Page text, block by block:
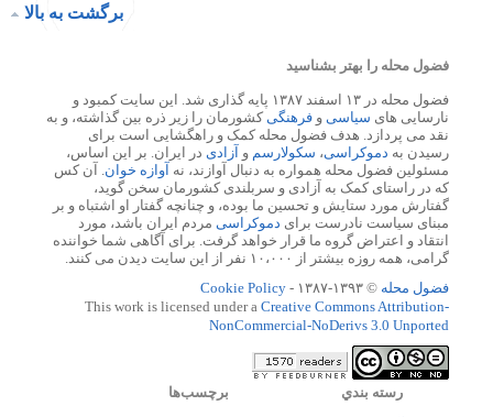
برگشت به بالا
فضول محله را بهتر بشناسید
فضول محله در ۱۳ اسفند ۱۳۸۷ پایه گذاری شد. این سایت کمبود و
نارسایی های سیاسی و فرهنگیکشورمان را زیر ذره بین گذاشته، و به
نقد می پردازد. هدف فضول محله کمک و راهگشایی است برای
رسیدن به دموکراسی، سکولارسم و آزادی در ایران. بر این اساس،
مسئولین فضول محله همواره به دنبال آوازند، نه آوازه خوان. آن کس
که در راستای کمک به آزادی و سربلندی کشورمان سخن گوید،
گفتارش مورد ستایش و تحسین ما بوده، و چنانچه گفتار او اشتباه و بر
مبنای سیاست نادرست برای دموکراسی مردم ایران باشد، مورد
انتقاد و اعتراض گروه ما قرار خواهد گرفت. برای آگاهی شما خواننده
گرامی، همه روزه بیشتر از ۱۰،۰۰۰ نفر از این سایت دیدن می کنند.
فضول محله © ۱۳۹۳-۱۳۸۷ -
Cookie Policy
This work is licensed under a Creative Commons Attribution-
NonCommercial-NoDerivs 3.0 Unported
رسته بندي برچسب‌ها